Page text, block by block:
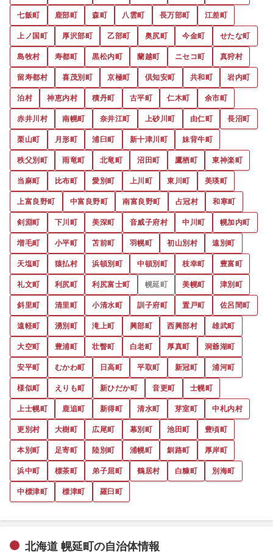
七飯町
鹿部町 森町 八雲町 長万部町
江差町
上ノ国町
厚沢部町 乙部町 奥尻町 今金町
せたな町
島牧村
寿都町 黒松内町 蘭越町 ニセコ町
真狩村
留寿都村
喜茂別町 京極町 倶知安町 共和町
岩内町
泊村
神恵内村 積丹町 古平町 仁木町
余市町
赤井川村
南幌町 奈井江町 上砂川町 由仁町
長沼町
栗山町
月形町 浦臼町 新十津川町
妹背牛町
秩父別町
雨竜町 北竜町 沼田町 鷹栖町
東神楽町
当麻町
比布町 愛別町 上川町 東川町
美瑛町
上富良野町
中富良野町 南富良野町 占冠村
和寒町
剣淵町
下川町 美深町 音威子府村 中川町
幌加内町
増毛町
小平町 苫前町 羽幌町 初山別村
遠別町
天塩町
猿払村 浜頓別町 中頓別町 枝幸町
豊富町
礼文町
利尻町 利尻富士町 幌延町 美幌町
津別町
斜里町
清里町 小清水町 訓子府町 置戸町
佐呂間町
遠軽町
湧別町 滝上町 興部町 西興部村
雄武町
大空町
豊浦町 壮瞥町 白老町 厚真町
洞爺湖町
安平町
むかわ町 日高町 平取町 新冠町
浦河町
様似町
えりも町 新ひだか町 音更町
士幌町
上士幌町
鹿追町 新得町 清水町 芽室町
中札内村
更別村
大樹町 広尾町 幕別町 池田町
豊頃町
本別町
足寄町 陸別町 浦幌町 釧路町
厚岸町
浜中町
標茶町 弟子屈町 鶴居村 白糠町
別海町
中標津町
標津町 羅臼町
北海道 幌延町の自治体情報